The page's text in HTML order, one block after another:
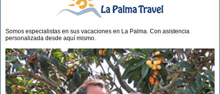
Somos especialistas en sus vacaciones en La Palma. Con asistencia
personalizada desde aquí mismo.